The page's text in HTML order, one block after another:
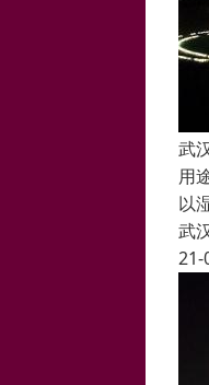
武
用
以
武
21-